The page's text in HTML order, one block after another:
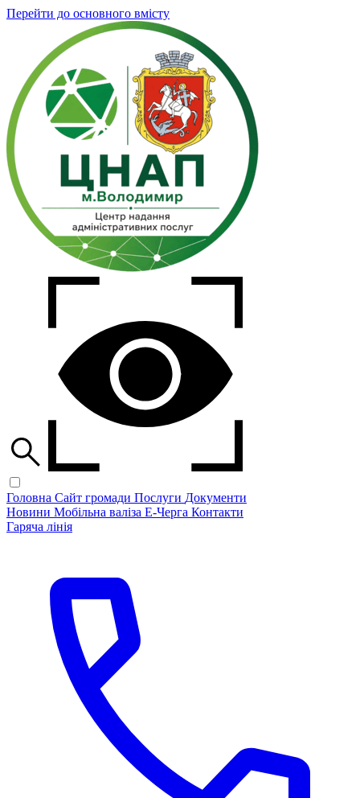
Перейти до основного вмісту
Головна Сайт громади Послуги Документи
Новини Мобільна валіза Е-Черга Контакти
Гаряча лінія